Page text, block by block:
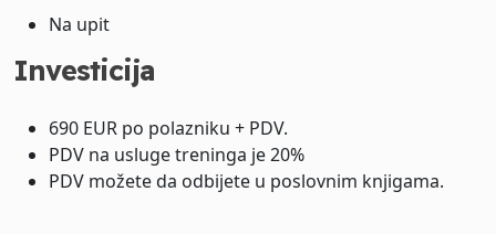
Na upit
Investicija
690 EUR po polazniku + PDV.
PDV na usluge treninga je 20%
PDV možete da odbijete u poslovnim knjigama.